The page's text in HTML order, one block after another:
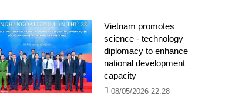
Vietnam promotes
science - technology
diplomacy to enhance
national development
capacity
08/05/2026 22:28